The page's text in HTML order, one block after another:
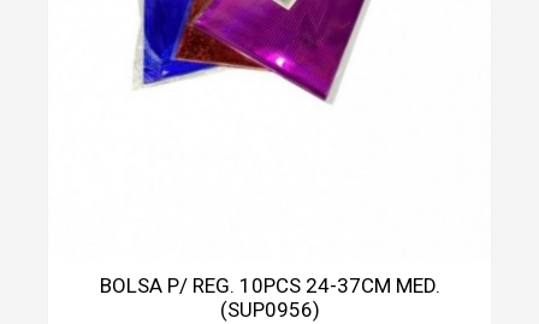
BOLSA P/ REG. 10PCS 24-37CM MED.
(SUP0956)